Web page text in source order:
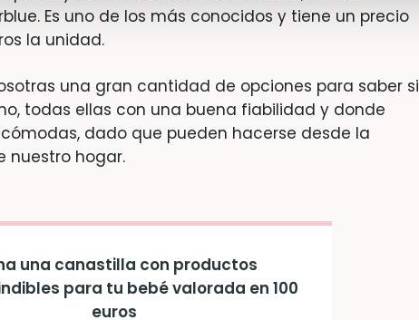
Es uno de los más conocidos y tiene un precio
la unidad.
una gran cantidad de opciones para saber si
todas ellas con una buena fiabilidad y donde
dado que pueden hacerse desde la
nuestro hogar.
una canastilla con productos
para tu bebé valorada en 100
euros